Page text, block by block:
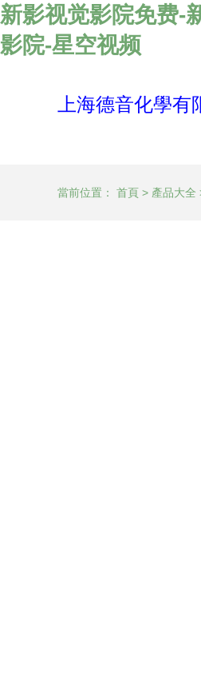
新影视觉影院免费-
影院-星空视频
上海德音化學有
當前位置： 首頁 > 產品大全